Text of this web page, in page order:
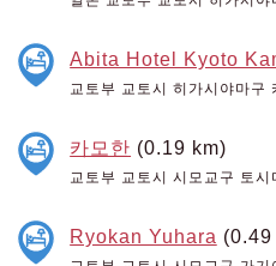
Abita Hotel Kyoto
교토부 교토시 히가시야마구
카모한 (0.19 km)
교토부 교토시 시모교구 토
Ryokan Yuhara (0.49